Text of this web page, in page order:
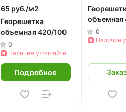
65 руб./м2
Георешетка
объемная 420/100
0
Наличие уточняйте
Подробнее
объемная
0
Наличие